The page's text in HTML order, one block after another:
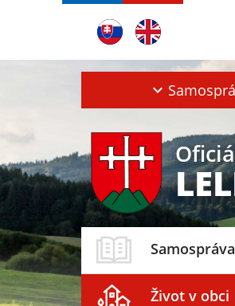
Samospráva
Život v obci